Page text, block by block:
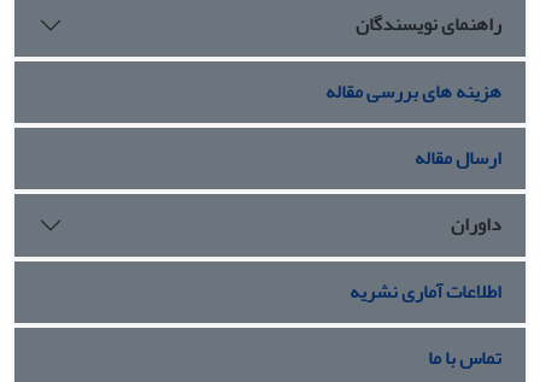
راهنمای نویسندگان
هزینه های بررسی مقاله
ارسال مقاله
داوران
اطلاعات آماری نشریه
تماس با ما